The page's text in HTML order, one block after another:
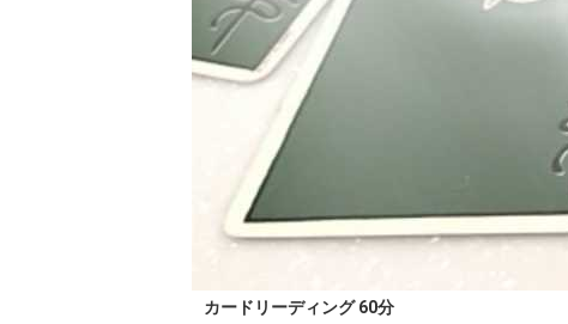
カードリーディング 60分